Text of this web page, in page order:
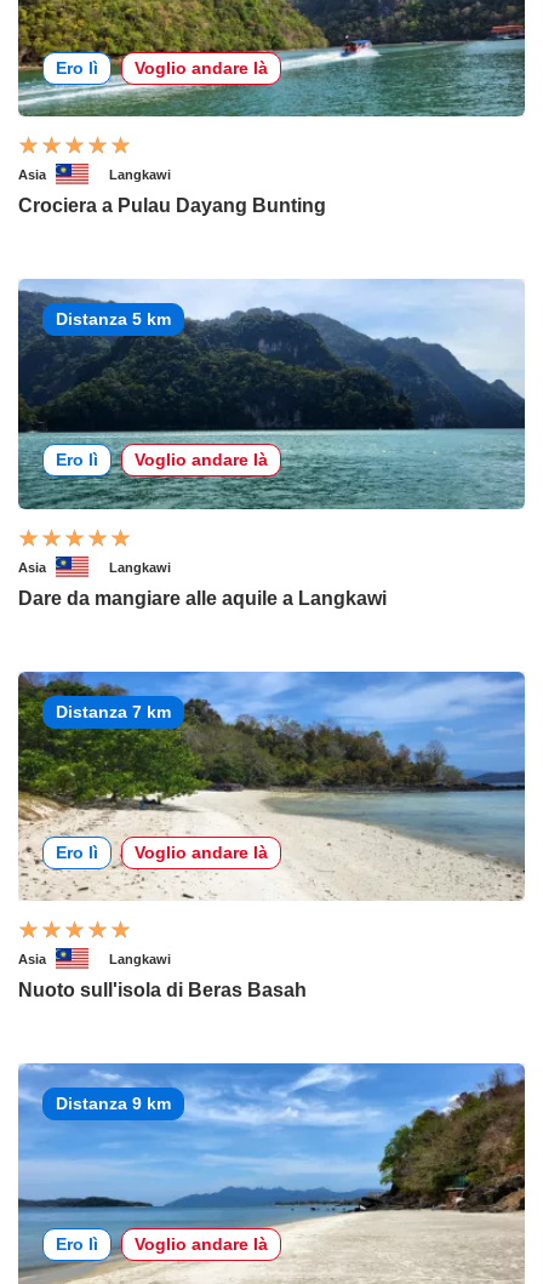
Ero lì Voglio andare là
Asia Langkawi
Crociera a Pulau Dayang Bunting
Distanza 5 km
Ero lì Voglio andare là
Asia Langkawi
Dare da mangiare alle aquile a Langkawi
Distanza 7 km
Ero lì Voglio andare là
Asia Langkawi
Nuoto sull'isola di Beras Basah
Distanza 9 km
Ero lì Voglio andare là